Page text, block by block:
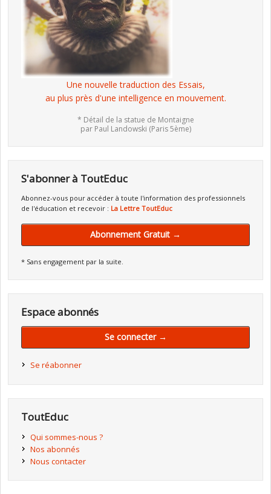
Une nouvelle traduction des Essais,
au plus près d'une intelligence en mouvement.
* Détail de la statue de Montaigne
par Paul Landowski (Paris 5ème)
S'abonner à ToutEduc
Abonnez-vous pour accéder à toute l'information des professionnels
de l'éducation et recevoir : La Lettre ToutEduc
Abonnement Gratuit →
* Sans engagement par la suite.
Espace abonnés
Se connecter →
Se réabonner
ToutEduc
Qui sommes-nous ?
Nos abonnés
Nous contacter